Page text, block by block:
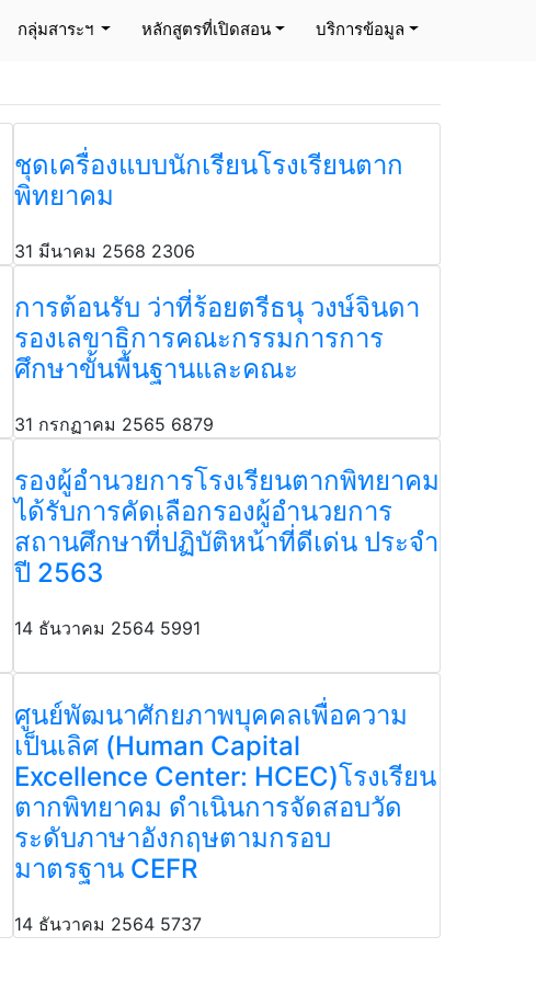
กลุ่มสาระฯ หลักสูตรที่เปิดสอน บริการข้อมูล
ชุดเครื่องแบบนักเรียนโรงเรียนตาก
พิทยาคม
31 มีนาคม 2568 2306
การต้อนรับ ว่าที่ร้อยตรีธนุ วงษ์จินดา
รองเลขาธิการคณะกรรมการการ
ศึกษาขั้นพื้นฐานและคณะ
31 กรกฏาคม 2565 6879
รองผู้อำนวยการโรงเรียนตากพิทยาคม​
ได้รับการคัดเลือกรองผู้อำนวยการ
สถานศึกษาที่ปฏิบัติหน้าที่ดีเด่น ประจำ
ปี 2563
14 ธันวาคม 2564 5991
ศูนย์พัฒนาศักยภาพบุคคลเพื่อความ
เป็นเลิศ (Human Capital
Excellence Center: HCEC)โรงเรียน
ตากพิทยาคม ดำเนินการจัดสอบวัด
ระดับภาษาอังกฤษตามกรอบ
มาตรฐาน CEFR
14 ธันวาคม 2564 5737